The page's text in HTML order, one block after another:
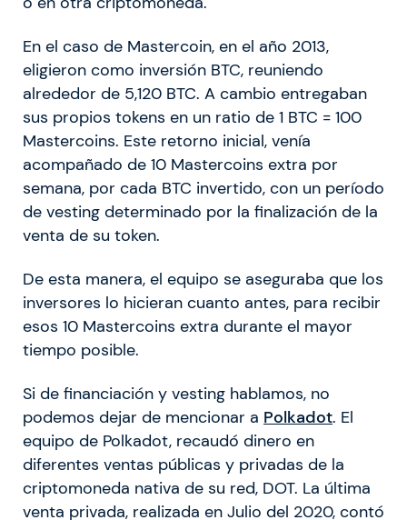
En el caso de Mastercoin, en el año 2013,
eligieron como inversión BTC, reuniendo
alrededor de 5,120 BTC. A cambio entregaban
sus propios tokens en un ratio de 1 BTC = 100
Mastercoins. Este retorno inicial, venía
acompañado de 10 Mastercoins extra por
semana, por cada BTC invertido, con un período
de vesting determinado por la finalización de la
venta de su token.
De esta manera, el equipo se aseguraba que los
inversores lo hicieran cuanto antes, para recibir
esos 10 Mastercoins extra durante el mayor
tiempo posible.
Si de financiación y vesting hablamos, no
podemos dejar de mencionar a Polkadot. El
equipo de Polkadot, recaudó dinero en
diferentes ventas públicas y privadas de la
criptomoneda nativa de su red, DOT. La última
venta privada, realizada en Julio del 2020, contó